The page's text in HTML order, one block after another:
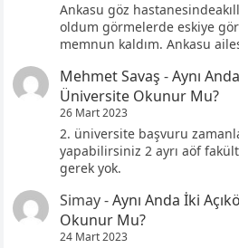
Ankasu göz
oldum görmelerde eskiye
memnun kaldım. Ankasu
Mehmet Savaş -Aynı
Üniversite Okunur Mu?
26 Mart 2023
2. üniversite başvuru
yapabilirsiniz 2 ayrı aöf
gerek yok.
Simay-Aynı Anda İki
Okunur Mu?
24 Mart 2023